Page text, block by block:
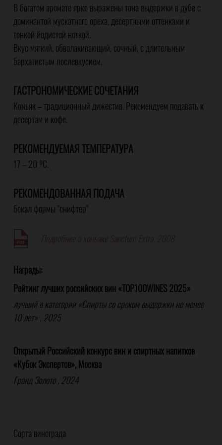
В богатом аромате ярко выражены тона выдержки в дубе с
доминантой мускатного ореха, десертными оттенками и
тонкой йодистой ноткой.
Вкус мягкий, обволакивающий, сочный, с длительным
бархатистым послевкусием.
ГАСТРОНОМИЧЕСКИЕ СОЧЕТАНИЯ
Коньяк – традиционный дижестив. Рекомендуем подавать к
десертам и кофе.
РЕКОМЕНДУЕМАЯ ТЕМПЕРАТУРА
17 – 20 ºС.
РЕКОМЕНДОВАННАЯ ПОДАЧА
бокал формы "снифтер"
Подробнее о коньяке Sanctum Extra. 2008
Награды:
Рейтинг лучших российских вин «TOP100WINES 2025»
лучший в категории «Спирты со сроком выдержки не менее
10 лет» , 2025
Открытый Российский конкурс вин и спиртных напитков
«Кубок Экспертов», Москва
Гранд Золото , 2024
Сорта винограда